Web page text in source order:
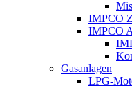
IMPCO
IMPCO
Gasanlagen
LPG-